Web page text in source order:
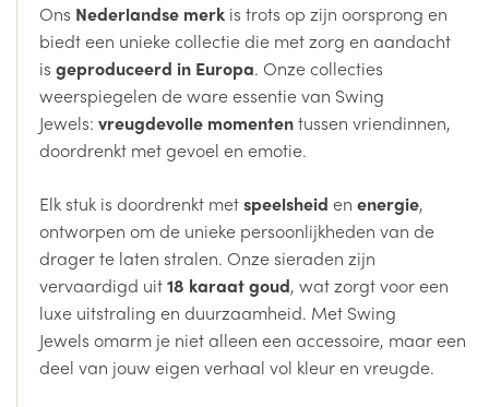
Ons Nederlandse merk is trots op zijn oorsprong en
biedt een unieke collectie die met zorg en aandacht
is geproduceerd in Europa. Onze collecties
weerspiegelen de ware essentie van Swing
Jewels: vreugdevolle momententussen vriendinnen,
doordrenkt met gevoel en emotie.
Elk stuk is doordrenkt metspeelsheid en energie,
ontworpen om de unieke persoonlijkheden van de
drager te laten stralen. Onze sieraden zijn
vervaardigd uit18 karaat goud, wat zorgt voor een
luxe uitstraling en duurzaamheid. Met Swing
Jewels omarm je niet alleen een accessoire, maar een
deel van jouw eigen verhaal vol kleur en vreugde.